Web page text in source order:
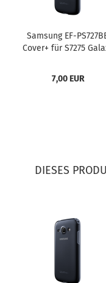
Sam­sung EF-​
Cover+ für S7275
7,00 EUR
DIESES